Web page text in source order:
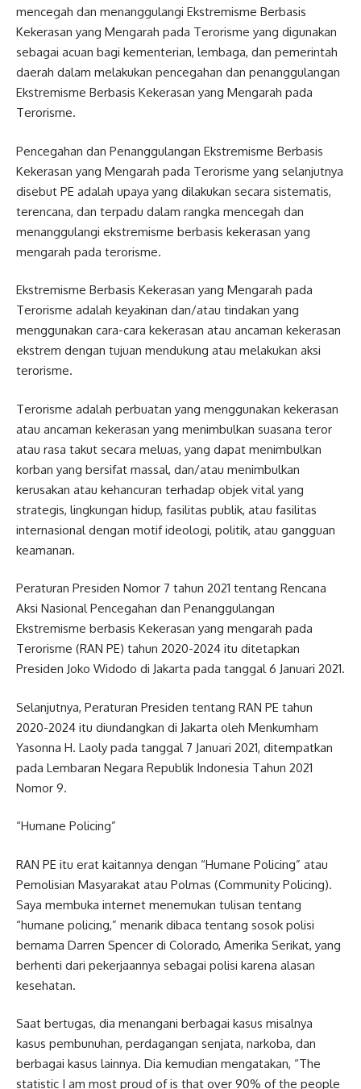
mencegah dan menanggulangi Ekstremisme Berbasis
Kekerasan yang Mengarah pada Terorisme yang digunakan
sebagai acuan bagi kementerian, lembaga, dan pemerintah
daerah dalam melakukan pencegahan dan penanggulangan
Ekstremisme Berbasis Kekerasan yang Mengarah pada
Terorisme.
Pencegahan dan Penanggulangan Ekstremisme Berbasis
Kekerasan yang Mengarah pada Terorisme yang selanjutnya
disebut PE adalah upaya yang dilakukan secara sistematis,
terencana, dan terpadu dalam rangka mencegah dan
menanggulangi ekstremisme berbasis kekerasan yang
mengarah pada terorisme.
Ekstremisme Berbasis Kekerasan yang Mengarah pada
Terorisme adalah keyakinan dan/atau tindakan yang
menggunakan cara-cara kekerasan atau ancaman kekerasan
ekstrem dengan tujuan mendukung atau melakukan aksi
terorisme.
Terorisme adalah perbuatan yang menggunakan kekerasan
atau ancaman kekerasan yang menimbulkan suasana teror
atau rasa takut secara meluas, yang dapat menimbulkan
korban yang bersifat massal, dan/atau menimbulkan
kerusakan atau kehancuran terhadap objek vital yang
strategis, lingkungan hidup, fasilitas publik, atau fasilitas
internasional dengan motif ideologi, politik, atau gangguan
keamanan.
Peraturan Presiden Nomor 7 tahun 2021 tentang Rencana
Aksi Nasional Pencegahan dan Penanggulangan
Ekstremisme berbasis Kekerasan yang mengarah pada
Terorisme (RAN PE) tahun 2020-2024 itu ditetapkan
Presiden Joko Widodo di Jakarta pada tanggal 6 Januari 2021.
Selanjutnya, Peraturan Presiden tentang RAN PE tahun
2020-2024 itu diundangkan di Jakarta oleh Menkumham
Yasonna H. Laoly pada tanggal 7 Januari 2021, ditempatkan
pada Lembaran Negara Republik Indonesia Tahun 2021
Nomor 9.
“Humane Policing”
RAN PE itu erat kaitannya dengan “Humane Policing” atau
Pemolisian Masyarakat atau Polmas (Community Policing).
Saya membuka internet menemukan tulisan tentang
“humane policing,” menarik dibaca tentang sosok polisi
bernama Darren Spencer di Colorado, Amerika Serikat, yang
berhenti dari pekerjaannya sebagai polisi karena alasan
kesehatan.
Saat bertugas, dia menangani berbagai kasus misalnya
kasus pembunuhan, perdagangan senjata, narkoba, dan
berbagai kasus lainnya. Dia kemudian mengatakan, “The
statistic I am most proud of is that over 90% of the people